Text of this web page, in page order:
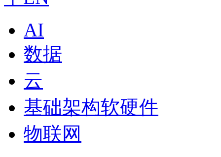
AI
数据
云
基础架构软硬件
物联网